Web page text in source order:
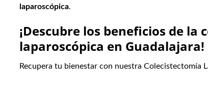
laparoscópica.
¡Descubre los beneficios de
laparoscópica en Guadalajara!
Recupera tu bienestar con nuestra Colecistectomía